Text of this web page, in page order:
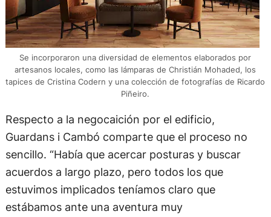
Se incorporaron una diversidad de elementos elaborados por
artesanos locales, como las lámparas de Christián Mohaded, los
tapices de Cristina Codern y una colección de fotografías de Ricardo
Piñeiro.
Respecto a la negocaición por el edificio,
Guardans i Cambó comparte que el proceso no
sencillo. “Había que acercar posturas y buscar
acuerdos a largo plazo, pero todos los que
estuvimos implicados teníamos claro que
estábamos ante una aventura muy